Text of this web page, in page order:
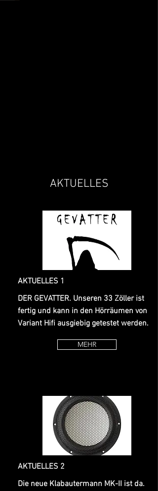
AKTUELLES
AKTUELLES 1
DER GEVATTER. Unseren 33 Zöller ist
fertig und kann in den Hörräumen von
Variant Hifi ausgiebig getestet werden.
MEHR
AKTUELLES 2
Die neue Klabautermann MK-II ist da.